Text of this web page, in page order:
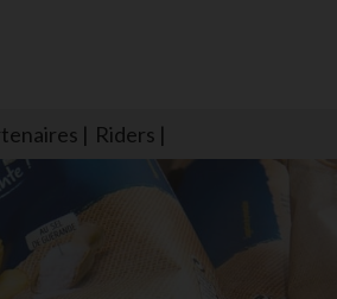
Riders
salée n'ait jamais le goût des